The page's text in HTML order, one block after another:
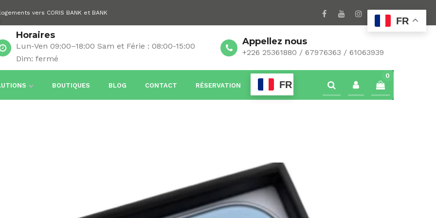
vers CORIS BANK et BANK
Horaires
Lun-Ven 09:00–18:00 Sam et Férie : 08:00-15:00
Dim: fermé
Appellez nous
+226 25361880 / 67976363 / 61063939
BOUTIQUES BLOG CONTACT RÉSERVATION FR
0
FR